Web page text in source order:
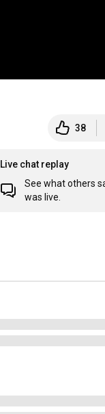
38
Live chat replay
See what others
was live.